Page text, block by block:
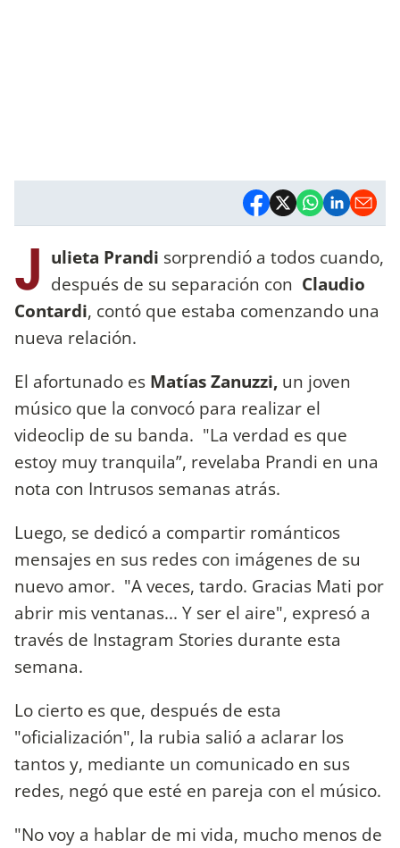
J ulieta Prandi sorprendió a todos cuando,
después de su separación con Claudio
Contardi, contó que estaba comenzando una
nueva relación.
El afortunado es Matías Zanuzzi, un joven
músico que la convocó para realizar el
videoclip de su banda. "La verdad es que
estoy muy tranquila”, revelaba Prandi en una
nota con Intrusos semanas atrás.
Luego, se dedicó a compartir románticos
mensajes en sus redes con imágenes de su
nuevo amor. "A veces, tardo. Gracias Mati por
abrir mis ventanas... Y ser el aire", expresó a
través de Instagram Stories durante esta
semana.
Lo cierto es que, después de esta
"oficialización", la rubia salió a aclarar los
tantos y, mediante un comunicado en sus
redes, negó que esté en pareja con el músico.
"No voy a hablar de mi vida, mucho menos de